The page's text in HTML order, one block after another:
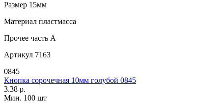
Размер 15мм
Материал пластмасса
Прочее часть A
Артикул 7163
0845
Кнопка сорочечная 10мм голубой 0845
3.38 р.
Мин. 100 шт